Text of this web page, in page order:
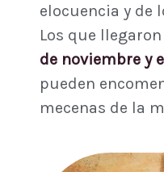
elocuencia y de
Los que
de noviembre y
pueden
mecenas de la